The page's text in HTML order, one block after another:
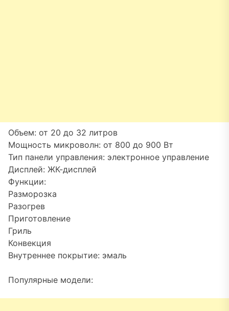
Объем: от 20 до 32 литров
Мощность микроволн: от 800 до 900 Вт
Тип панели управления: электронное управление
Дисплей: ЖК-дисплей
Функции:
Разморозка
Разогрев
Приготовление
Гриль
Конвекция
Внутреннее покрытие: эмаль
Популярные модели: